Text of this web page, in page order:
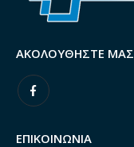
ΑΚΟΛΟΥΘΉΣΤΕ ΜΑΣ
ΕΠΙΚΟΙΝΩΝΙΑ